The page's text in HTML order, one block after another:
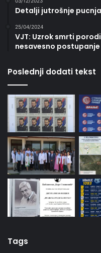
Detalji jutrošnje
25/04/2024
VJT: Uzrok smrti
nesavesno
Poslednji dodati tekst
Tags